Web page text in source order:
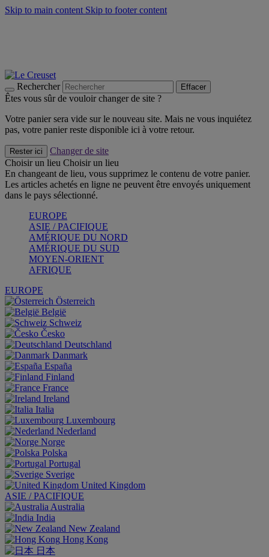
Skip to main content Skip to footer content
Rechercher Effacer
Êtes vous sûr de vouloir changer de site ?
Votre panier sera vide sur le nouveau site. Mais ne vous inquiétez
pas, votre panier reste disponible ici à votre retour.
Rester ici
Changer de site
Choisir un lieu Choisir un lieu
En changeant de lieu, vous supprimez le contenu de votre panier.
Les articles achetés en ligne ne peuvent être envoyés uniquement
dans le pays sélectionné.
EUROPE
ASIE / PACIFIQUE
AMÉRIQUE DU NORD
AMÉRIQUE DU SUD
MOYEN-ORIENT
AFRIQUE
EUROPE
Österreich
België
Schweiz
Česko
Deutschland
Danmark
España
Finland
France
Ireland
Italia
Luxembourg
Nederland
Norge
Polska
Portugal
Sverige
United Kingdom
ASIE / PACIFIQUE
Australia
India
New Zealand
Hong Kong
日本